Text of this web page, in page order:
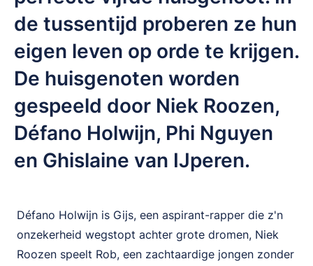
de tussentijd proberen ze hun
eigen leven op orde te krijgen.
De huisgenoten worden
gespeeld door Niek Roozen,
Défano Holwijn, Phi Nguyen
en Ghislaine van IJperen.
Défano Holwijn is Gijs, een aspirant-rapper die z'n
onzekerheid wegstopt achter grote dromen, Niek
Roozen speelt Rob, een zachtaardige jongen zonder